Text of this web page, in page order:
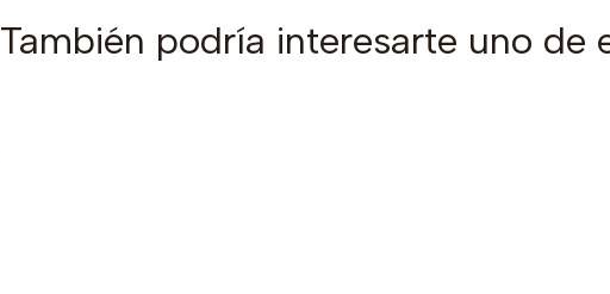
También podría interesarte uno de